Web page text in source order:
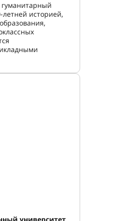
летней историей,